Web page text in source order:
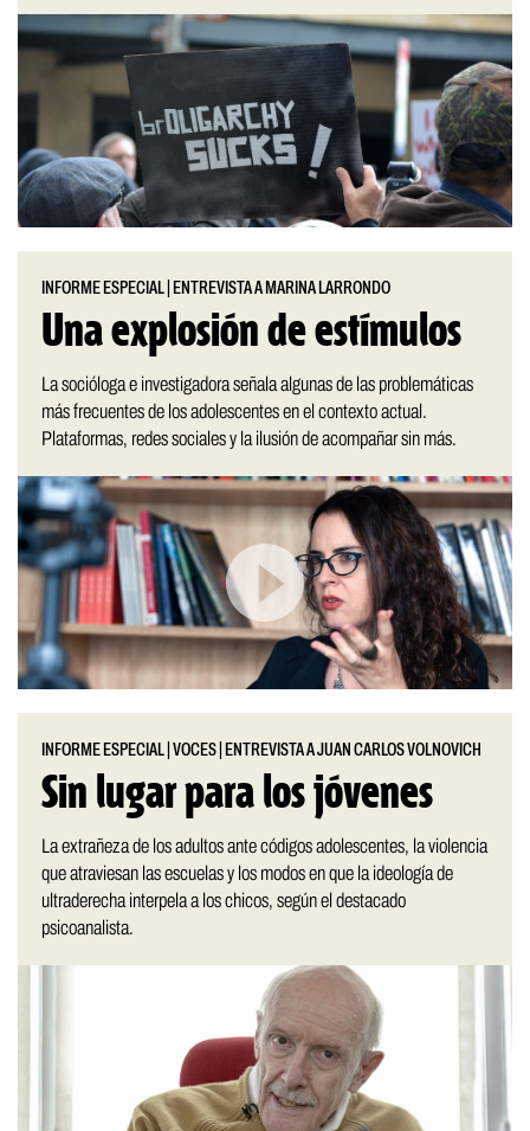
INFORME ESPECIAL ENTREVISTA A MARINA LARRONDO
Una explosión de estímulos
La socióloga e investigadora señala algunas de las problemáticas
más frecuentes de los adolescentes en el contexto actual.
Plataformas, redes sociales y la ilusión de acompañar sin más.
INFORME ESPECIAL |VOCES ENTREVISTA A JUAN CARLOS VOLNOVICH
Sin lugar para los jóvenes
La extrañeza de los adultos ante códigos adolescentes, la violencia
que atraviesan las escuelas y los modos en que la ideología de
ultraderecha interpela a los chicos, según el destacado
psicoanalista.